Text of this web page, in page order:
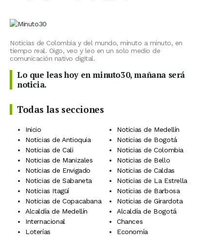
Noticias de Colombia y del mundo, minuto a minuto, en
tiempo real. Oigo, veo y leo en un solo medio de
comunicación nativo digital.
Lo que leas hoy en minuto30, mañana será
noticia.
Todas las secciones
Inicio
Noticias de Medellín
Noticias de Antioquia
Noticias de Bogotá
Noticias de Cali
Noticias de Colombia
Noticias de Manizales
Noticias de Bello
Noticias de Envigado
Noticias de Caldas
Noticias de Sabaneta
Noticias de La Estrella
Noticias Itagüí
Noticias de Barbosa
Noticias de Copacabana
Noticias de Girardota
Alcaldía de Medellín
Alcaldía de Bogotá
Internacional
Chances
Loterías
Economía